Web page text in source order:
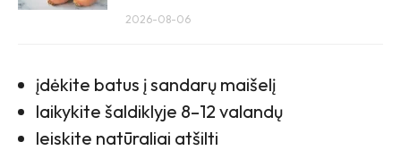
2026-08-06
įdėkite batus į sandarų maišelį
laikykite šaldiklyje 8–12 valandų
leiskite natūraliai atšilti